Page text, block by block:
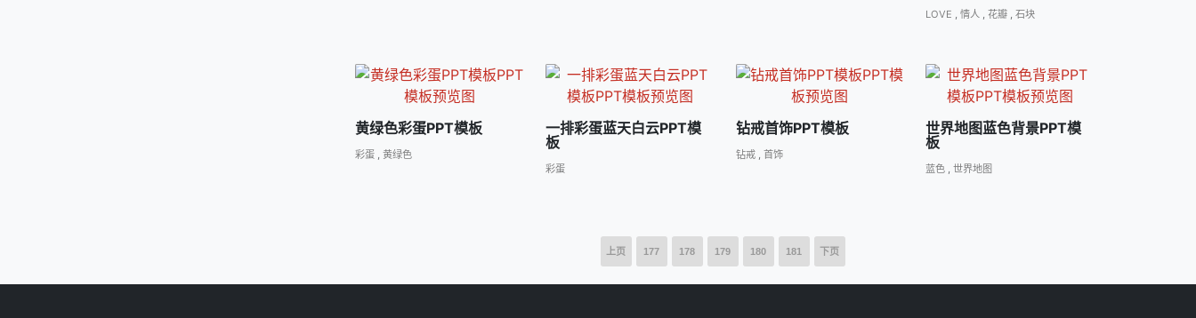
LOVE ,情人 ,花瓣 ,石块
黄绿色彩蛋PPT模板
彩蛋 , 黄绿色
一排彩蛋蓝天白云PPT模
板
彩蛋
钻戒首饰PPT模板
钻戒, 首饰
世界地图蓝色背景PPT模
板
蓝色 ,世界地图
上页 177 178 179 180 181 下页